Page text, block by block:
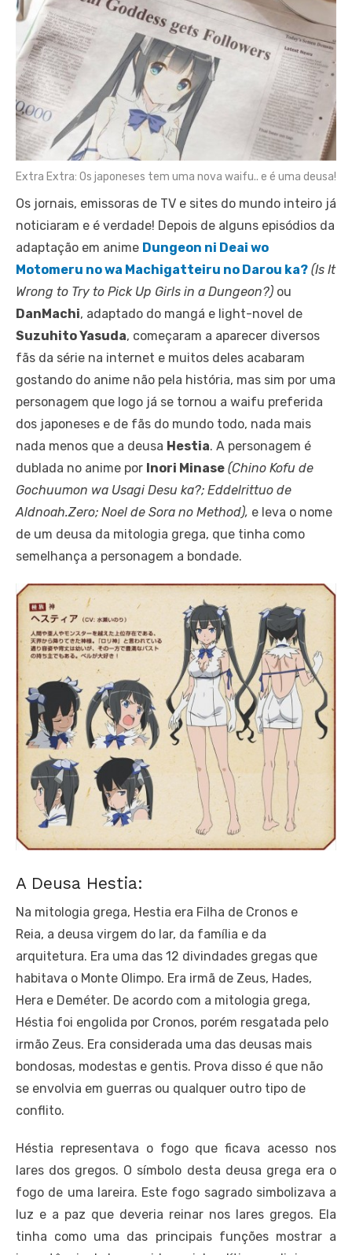
Extra Extra: Os japoneses tem uma nova waifu.. e é uma deusa!
Os jornais, emissoras de TV e sites do mundo inteiro já
noticiaram e é verdade! Depois de alguns episódios da
adaptação em anime Dungeon ni Deai wo
Motomeru no wa Machigatteiru no Darou ka? (Is It
Wrong to Try to Pick Up Girls in a Dungeon?) ou
DanMachi, adaptado do mangá e light-novel de
Suzuhito Yasuda, começaram a aparecer diversos
fãs da série na internet e muitos deles acabaram
gostando do anime não pela história, mas sim por uma
personagem que logo já se tornou a waifu preferida
dos japoneses e de fãs do mundo todo, nada mais
nada menos que a deusa Hestia. A personagem é
dublada no anime por Inori Minase (Chino Kofu de
Gochuumon wa Usagi Desu ka?; Eddelrittuo de
Aldnoah.Zero; Noel de Sora no Method), e leva o nome
de um deusa da mitologia grega, que tinha como
semelhança a personagem a bondade.
A Deusa Hestia:
Na mitologia grega, Hestia era Filha de Cronos e
Reia, a deusa virgem do lar, da família e da
arquitetura. Era uma das 12 divindades gregas que
habitava o Monte Olimpo. Era irmã de Zeus, Hades,
Hera e Deméter. De acordo com a mitologia grega,
Héstia foi engolida por Cronos, porém resgatada pelo
irmão Zeus. Era considerada uma das deusas mais
bondosas, modestas e gentis. Prova disso é que não
se envolvia em guerras ou qualquer outro tipo de
conflito.
Héstia representava o fogo que ficava acesso nos
lares dos gregos. O símbolo desta deusa grega era o
fogo de uma lareira. Este fogo sagrado simbolizava a
luz e a paz que deveria reinar nos lares gregos. Ela
tinha como uma das principais funções mostrar a